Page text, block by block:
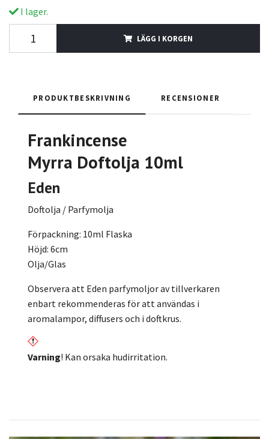
I lager.
LÄGG I KORGEN
PRODUKTBESKRIVNING RECENSIONER
Frankincense
Myrra Doftolja 10ml
Eden
Doftolja / Parfymolja
Förpackning: 10ml Flaska
Höjd: 6cm
Olja/Glas
Observera att Eden parfymoljor av tillverkaren
enbart rekommenderas för att användas i
aromalampor, diffusers och i doftkrus.
Varning! Kan orsaka hudirritation.